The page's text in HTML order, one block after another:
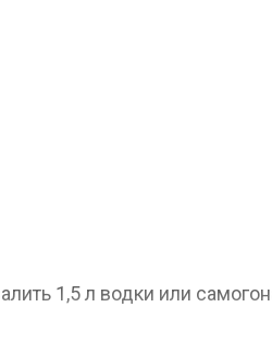
1,5 л водки или